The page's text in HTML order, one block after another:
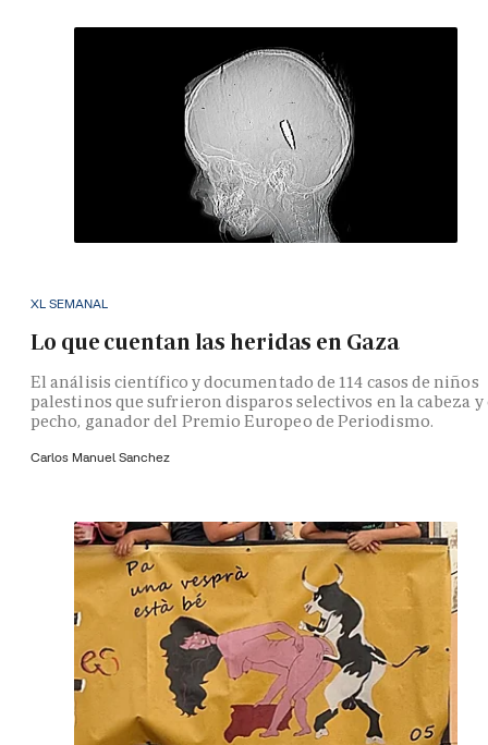
XL SEMANAL
Lo que cuentan las heridas en Gaza
El análisis científico y documentado de 114 casos de niños
palestinos que sufrieron disparos selectivos en la cabeza y
pecho, ganador del Premio Europeo de Periodismo.
Carlos Manuel Sanchez